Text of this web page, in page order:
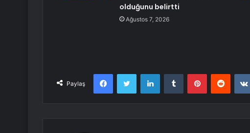
olduğunu belirtti
Ağustos 7, 2026
Paylaş
FacebookTwitter LinkedInTumblr PinterestReddit